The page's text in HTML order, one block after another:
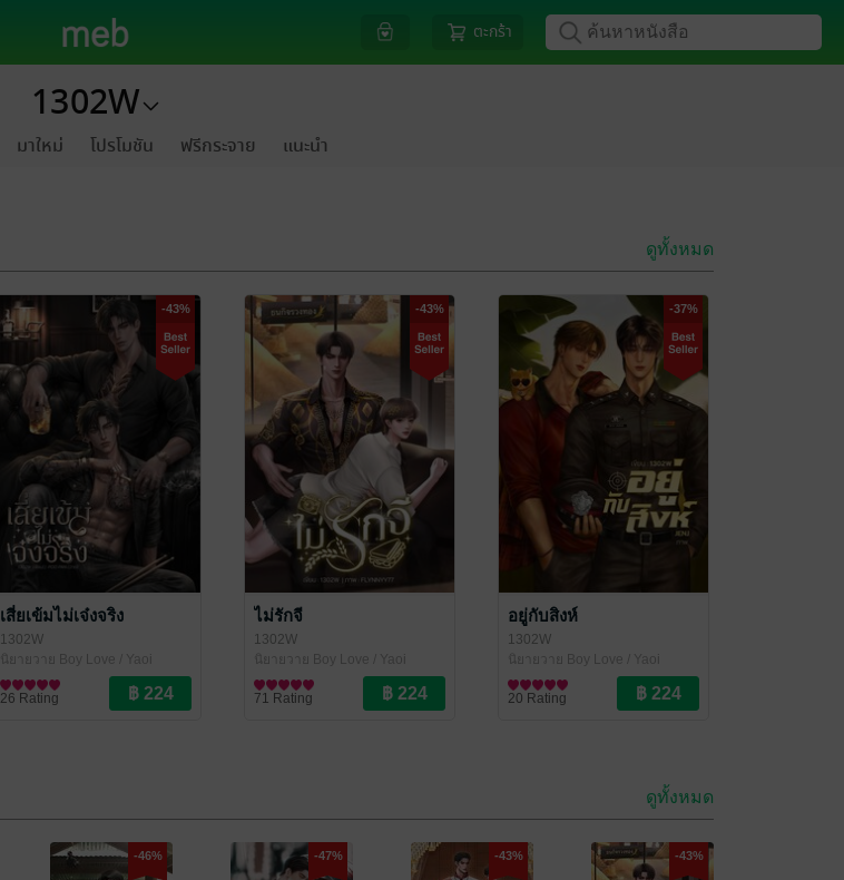
ตะกร้า
1302W
มาใหม่ โปรโมชัน ฟรีกระจาย แนะนำ
ดูทั้งหมด
-43%
เสี่ยเข้มไม่เจ๋งจริง
1302W
นิยายวาย Boy Love / Yaoi
26 Rating
-43%
ไม่รักจี
1302W
นิยายวาย Boy Love / Yaoi
71 Rating
-37%
อยู่กับสิงห์
1302W
นิยายวาย Boy Love / Yaoi
20 Rating
ดูทั้งหมด
-46% -47% -43% -43%